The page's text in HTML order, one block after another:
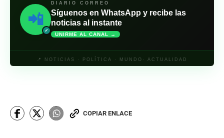
📲
✓
DIARIO CORREO
Síguenos en WhatsApp y recibe las
noticias al instante
UNIRME AL CANAL →
📍 NOTICIAS · POLÍTICA · MUNDO· ACTUALIDAD
COPIAR ENLACE